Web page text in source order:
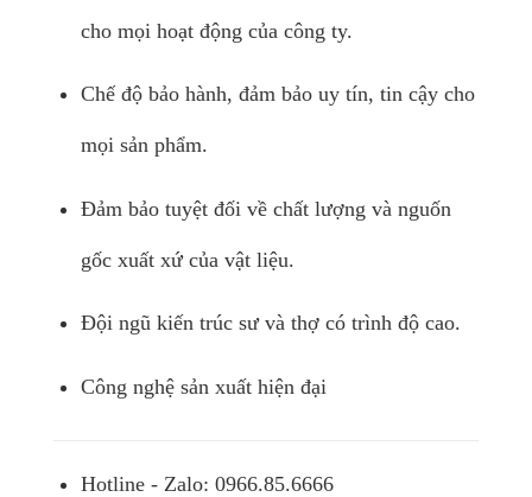
cho mọi hoạt động của công ty.
Chế độ bảo hành, đảm bảo uy tín, tin cậy cho
mọi sản phẩm.
Đảm bảo tuyệt đối về chất lượng và nguốn
gốc xuất xứ của vật liệu.
Đội ngũ kiến trúc sư và thợ có trình độ cao.
Công nghệ sản xuất hiện đại
Hotline - Zalo: 0966.85.6666